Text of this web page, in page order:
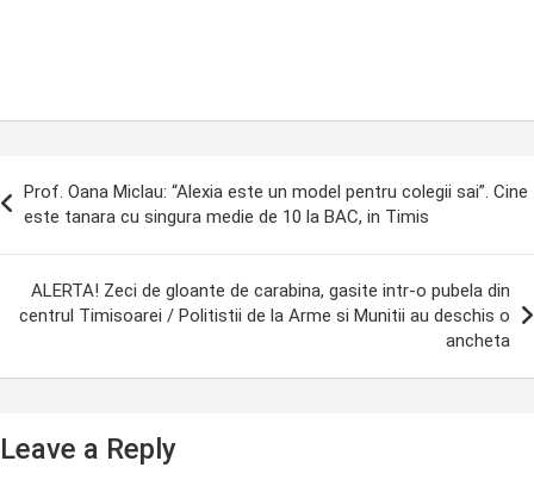
Prof. Oana Miclau: “Alexia este un model pentru colegii sai”. Cine
este tanara cu singura medie de 10 la BAC, in Timis
ALERTA! Zeci de gloante de carabina, gasite intr-o pubela din
centrul Timisoarei / Politistii de la Arme si Munitii au deschis o
ancheta
Leave a Reply